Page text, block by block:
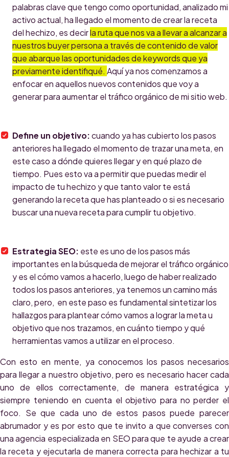
palabras clave que tengo como oportunidad, analizado mi
activo actual, ha llegado el momento de crear la receta
del hechizo, es decirla ruta que nos va a llevar a alcanzar a
nuestros buyer persona a través de contenido de valor
que abarque las oportunidades de keywords que ya
previamente identifiqué. Aquí ya nos comenzamos a
enfocar en aquellos nuevos contenidos que voy a
generar para aumentar el tráfico orgánico de mi sitio web.
Define un objetivo:cuando ya has cubierto los pasos
anteriores ha llegado el momento de trazar una meta, en
este caso a dónde quieres llegar y en qué plazo de
tiempo. Pues esto va a permitir que puedas medir el
impacto de tu hechizo y que tanto valor te está
generando la receta que has planteado o si es necesario
buscar una nueva receta para cumplir tu objetivo.
Estrategia SEO: este es uno de los pasos más
importantes en la búsqueda de mejorar el tráfico orgánico
y es el cómo vamos a hacerlo, luego de haber realizado
todos los pasos anteriores, ya tenemos un camino más
claro, pero, en este paso es fundamental sintetizar los
hallazgos para plantear cómo vamos a lograr la meta u
objetivo que nos trazamos, en cuánto tiempo y qué
herramientas vamos a utilizar en el proceso.
Con esto en mente, ya conocemos los pasos necesarios
para llegar a nuestro objetivo, pero es necesario hacer cada
uno de ellos correctamente, de manera estratégica y
siempre teniendo en cuenta el objetivo para no perder el
foco. Se que cada uno de estos pasos puede parecer
abrumador y es por esto que te invito a que converses con
una agencia especializada en SEO para que te ayude a crear
la receta y ejecutarla de manera correcta para hechizar a tu